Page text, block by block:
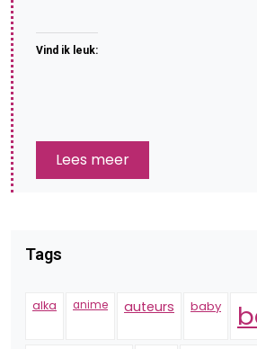
Vind ik leuk:
Lees meer
Tags
alka anime auteurs baby